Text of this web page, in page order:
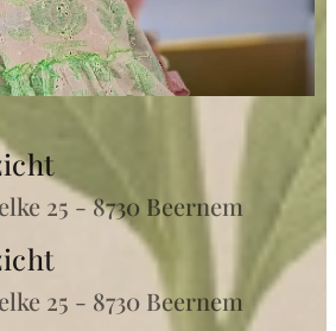
25 - 8730 Beernem
25 - 8730 Beernem